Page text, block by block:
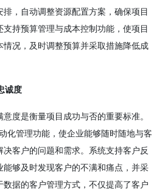
，自动调整资源配置方案，确保项目
持预算管理与成本控制功能，使项目
况，及时调整预算并采取措施降低成
诚度
度是衡量项目成功与否的重要标准。
化管理功能，使企业能够随时随地与客
决客户的问题和需求。系统支持客户反
够及时发现客户的不满和痛点，并采
据的客户管理方式，不仅提高了客户